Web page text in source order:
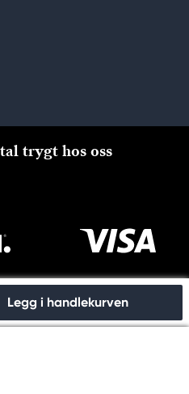
Legg i handlekurven
trygt hos oss